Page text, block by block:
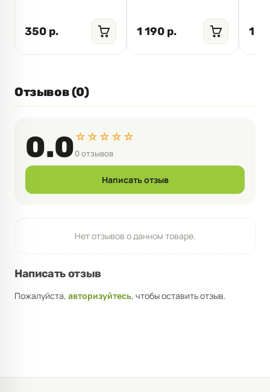
350 р. 1 190 р. 1
Отзывов (0)
0.0☆☆☆☆☆
0 отзывов
Написать отзыв
Нет отзывов о данном товаре.
Написать отзыв
Пожалуйста, авторизуйтесь, чтобы оставить отзыв.